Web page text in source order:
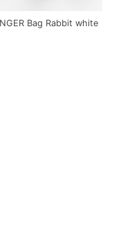
Bag Rabbit white